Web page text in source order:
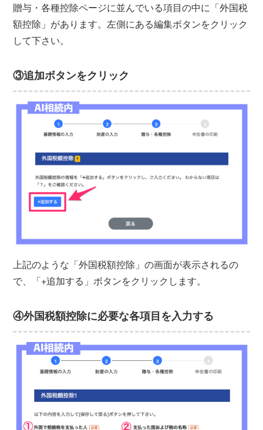
贈与・各種控除ページに並んでいる項目の中に「外国税
額控除」があります。左側にある編集ボタンをクリック
して下さい。
③追加ボタンをクリック
上記のような「外国税額控除」の画面が表示されるの
で、「+追加する」ボタンをクリックします。
④外国税額控除に必要な各項目を入力する